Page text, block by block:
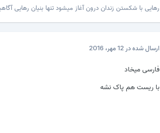
رهایی با شکستن زندان درون آغاز میشود تنها بنیان رهایی
ارسال شده در 12 مهر، 2016
فارسی میخاد
با ریست هم پاک نشه